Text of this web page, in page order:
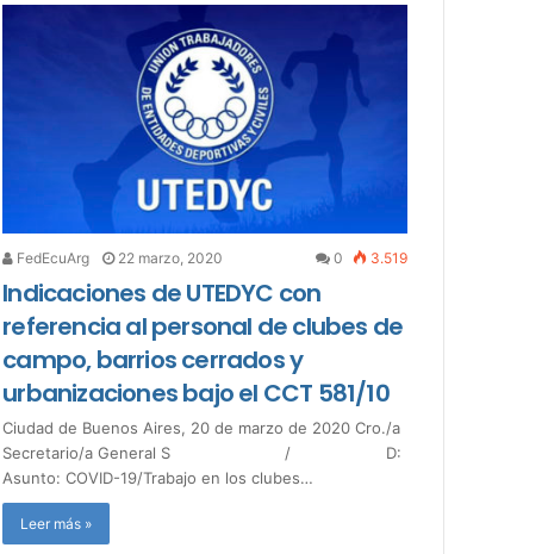
FedEcuArg 22 marzo, 2020 0 3.519
Indicaciones de UTEDYC con
referencia al personal de clubes de
campo, barrios cerrados y
urbanizaciones bajo el CCT 581/10
Ciudad de Buenos Aires, 20 de marzo de 2020 Cro./a
Secretario/a General S / D:
Asunto: COVID-19/Trabajo en los clubes…
Leer más »